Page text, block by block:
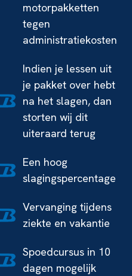
motorpakketten
tegen
administratiekosten
Indien je lessen uit
je pakket over hebt
na het slagen, dan
storten wij dit
uiteraard terug
Een hoog
slagingspercentage
Vervanging tijdens
ziekte en vakantie
Spoedcursus in 10
dagen mogelijk